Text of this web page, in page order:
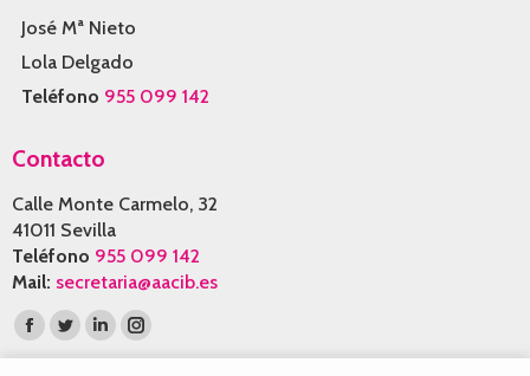
José Mª Nieto
Lola Delgado
Teléfono 955 099 142
Contacto
Calle Monte Carmelo, 32
41011 Sevilla
Teléfono 955 099 142
Mail: secretaria@aacib.es
Encuéntranos en:
Facebook
page
Twitter
page
Linkedin
page
Instagram
page